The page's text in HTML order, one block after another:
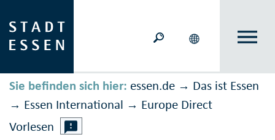
Sie befinden sich hier: essen.de → Das ist Essen
→ Essen International → Europe Direct
Vorlesen